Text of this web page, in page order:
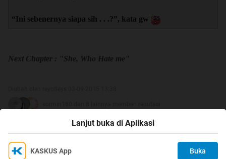
“Ini sebenernya siapa sih . . .?”, kata gw
Next Chapter : "She, Who Hate me"
Ikuti KASKUS di
Lanjut buka di Aplikasi
KASKUS App Buka